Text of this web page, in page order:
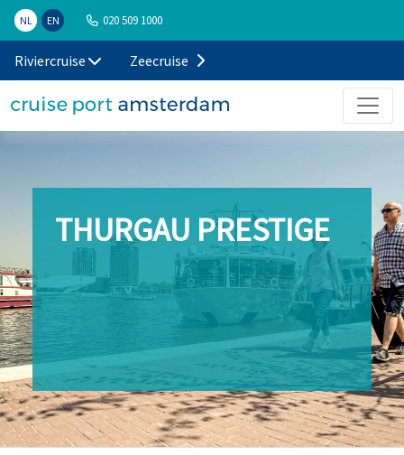
NL EN 020 509 1000
Riviercruise Zeecruise
THURGAU PRESTIGE